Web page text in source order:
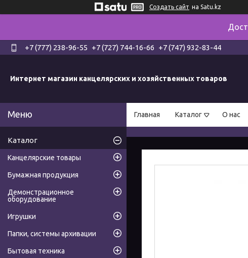
Создать сайт на Satu.kz
+7 (777) 238-96-55 +7 (727) 744-16-66 +7 (747) 932-83-44
Интернет магазин канцелярских и хозяйственных товаров
Главная Каталог О нас
Каталог
Канцелярские товары
Бумажная продукция
Демонстрационное
оборудование
Игрушки
Папки, системы архивации
Бытовая техника